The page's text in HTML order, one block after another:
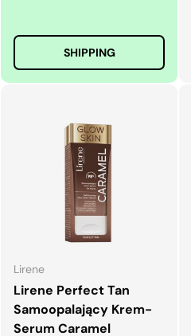
SHIPPING
Lirene
Lirene Perfect Tan
Samoopalający Krem-
Serum Caramel